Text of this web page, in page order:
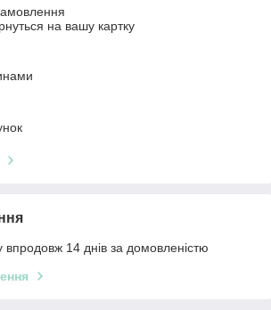
на вашу картку
14 днів за домовленістю